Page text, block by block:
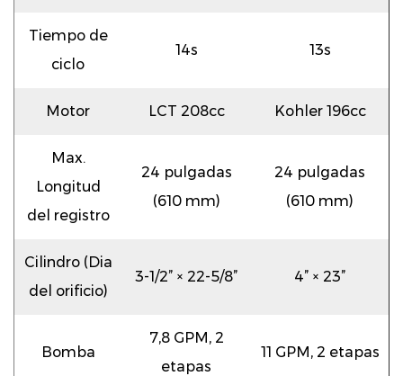
Tiempo de
ciclo
14s 13s
Motor LCT 208cc Kohler 196cc
Max.
Longitud
del registro
24 pulgadas
(610 mm)
24 pulgadas
(610 mm)
Cilindro (Dia
del orificio)
3-1/2” × 22-5/8” 4” × 23”
Bomba
7,8 GPM, 2
etapas
11 GPM, 2 etapas